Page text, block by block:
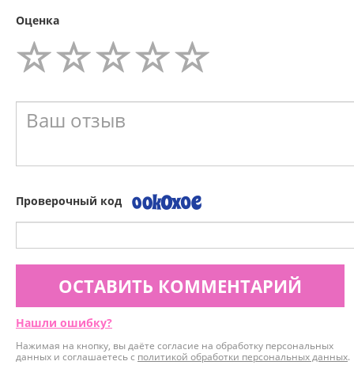
Оценка
Проверочный код
ОСТАВИТЬ КОММЕНТАРИЙ
Нашли ошибку?
Нажимая на кнопку, вы даёте согласие на обработку персональных
данных и соглашаетесь с политикой обработки персональных данных.